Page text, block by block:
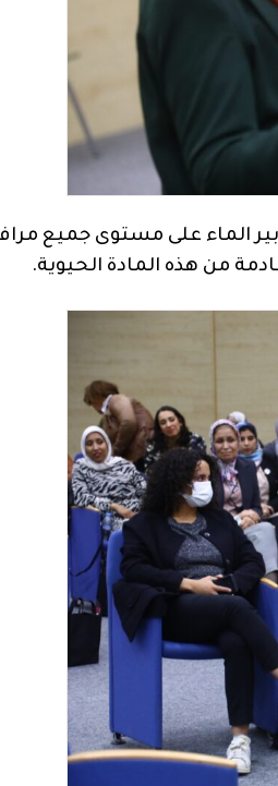
الماء على مستوى جميع
من هذه المادة الحيوية.